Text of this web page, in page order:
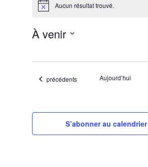
NoticeAucun résultat trouvé.
À venir
Évènements
précédents Aujourd’hui
S’abonner au calendrier